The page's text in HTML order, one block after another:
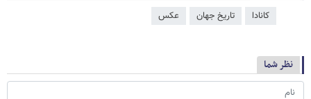
کانادا تاریخ جهان عکس
نظر شما